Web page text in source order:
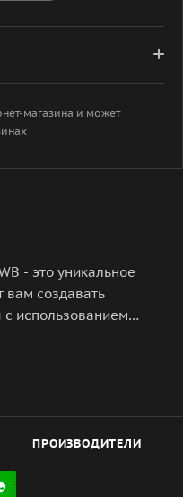
магазина и может
- это уникальное
вам создавать
использованием
который
обработку данных и
Он также имеет
информации
ПРОИЗВОДИТЕЛИ